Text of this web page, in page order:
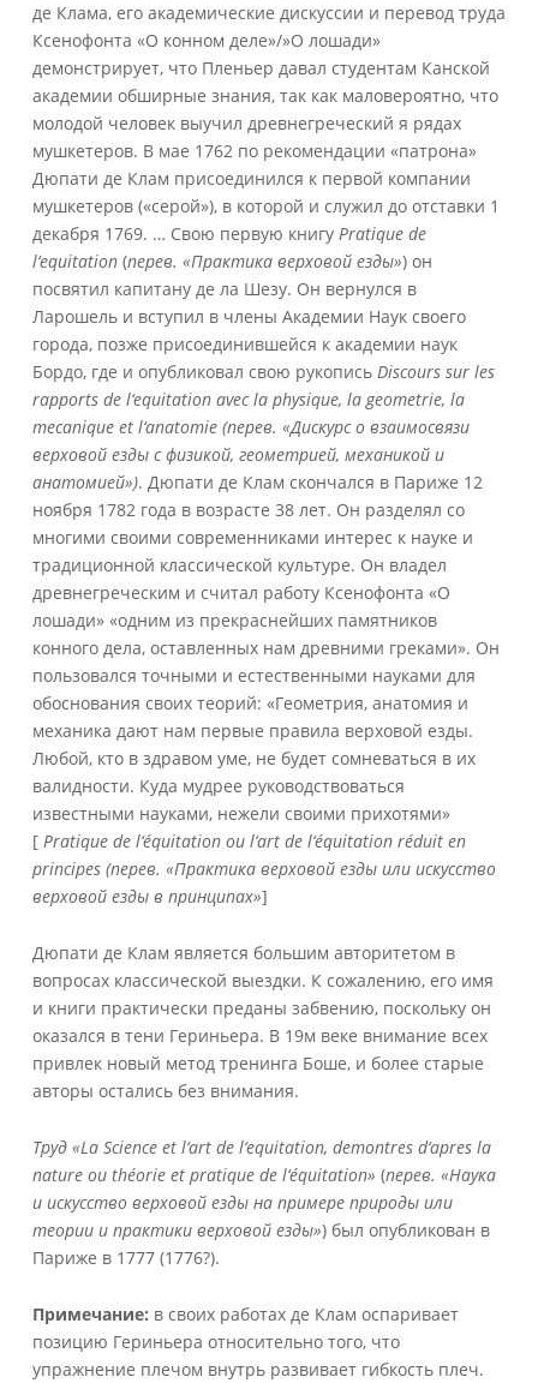
де Клама, его академические дискуссии и перевод труда
Ксенофонта «О конном деле»/»О лошади»
демонстрирует, что Пленьер давал студентам Канской
академии обширные знания, так как маловероятно, что
молодой человек выучил древнегреческий я рядах
мушкетеров. В мае 1762 по рекомендации «патрона»
Дюпати де Клам присоединился к первой компании
мушкетеров («серой»), в которой и служил до отставки 1
декабря 1769. … Свою первую книгу Pratique de
l‘equitation(перев. «Практика верховой езды») он
посвятил капитану де ла Шезу. Он вернулся в
Ларошель и вступил в члены Академии Наук своего
города, позже присоединившейся к академии наук
Бордо, где и опубликовал свою рукопись Discours sur les
rapports de l‘equitation avec la physique, la geometrie, la
mecanique et l‘anatomie(перев. «Дискурс о взаимосвязи
верховой езды с физикой, геометрией, механикой и
анатомией»). Дюпати де Клам скончался в Париже 12
ноября 1782 года в возрасте 38 лет. Он разделял со
многими своими современниками интерес к науке и
традиционной классической культуре. Он владел
древнегреческим и считал работу Ксенофонта «О
лошади» «одним из прекраснейших памятников
конного дела, оставленных нам древними греками». Он
пользовался точными и естественными науками для
обоснования своих теорий: «Геометрия, анатомия и
механика дают нам первые правила верховой езды.
Любой, кто в здравом уме, не будет сомневаться в их
валидности. Куда мудрее руководствоваться
известными науками, нежели своими прихотями»
[ Pratique de l‘équitation ou l‘art de l‘équitation réduit en
principes (перев. «Практика верховой езды или искусство
верховой езды в принципах»]
Дюпати де Клам является большим авторитетом в
вопросах классической выездки. К сожалению, его имя
и книги практически преданы забвению, поскольку он
оказался в тени Гериньера. В 19м веке внимание всех
привлек новый метод тренинга Боше, и более старые
авторы остались без внимания.
Труд «La Science et l‘art de l‘equitation, demontres d‘apres la
nature ou théorie et pratique de l‘équitation» (перев. «Наука
и искусство верховой езды на примере природы или
теории и практики верховой езды») был опубликован в
Париже в 1777 (1776?).
Примечание: в своих работах де Клам оспаривает
позицию Гериньера относительно того, что
упражнение плечом внутрь развивает гибкость плеч.